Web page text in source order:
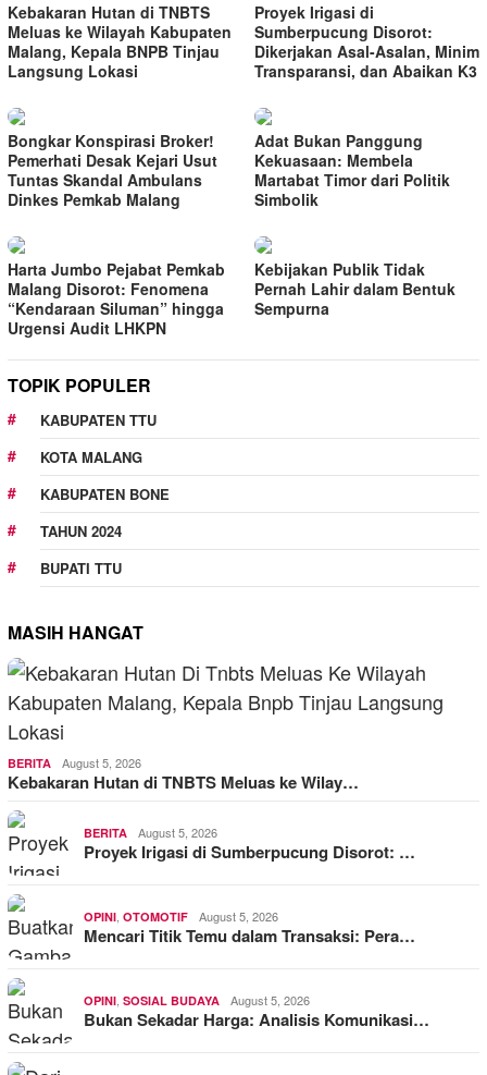
Kebakaran Hutan di TNBTS
Meluas ke Wilayah Kabupaten
Malang, Kepala BNPB Tinjau
Langsung Lokasi
Proyek Irigasi di
Sumberpucung Disorot:
Dikerjakan Asal-Asalan, Minim
Transparansi, dan Abaikan K3
Bongkar Konspirasi Broker!
Pemerhati Desak Kejari Usut
Tuntas Skandal Ambulans
Dinkes Pemkab Malang
Adat Bukan Panggung
Kekuasaan: Membela
Martabat Timor dari Politik
Simbolik
Harta Jumbo Pejabat Pemkab
Malang Disorot: Fenomena
“Kendaraan Siluman” hingga
Urgensi Audit LHKPN
Kebijakan Publik Tidak
Pernah Lahir dalam Bentuk
Sempurna
TOPIK POPULER
KABUPATEN TTU
KOTA MALANG
KABUPATEN BONE
TAHUN 2024
BUPATI TTU
MASIH HANGAT
BERITA August 5, 2026
Kebakaran Hutan di TNBTS Meluas ke Wilay…
BERITA August 5, 2026
Proyek Irigasi di Sumberpucung Disorot: …
OPINI OTOMOTIF August 5, 2026
Mencari Titik Temu dalam Transaksi: Pera…
OPINI SOSIAL BUDAYA August 5, 2026
Bukan Sekadar Harga: Analisis Komunikasi…